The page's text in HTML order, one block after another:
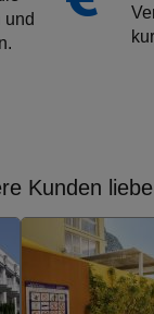
und
Kunden